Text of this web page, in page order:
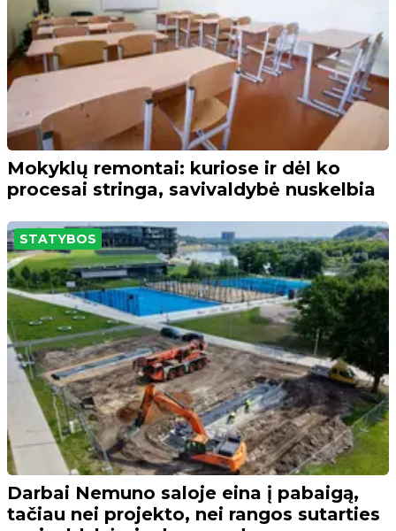
Mokyklų remontai: kuriose ir dėl ko
procesai stringa, savivaldybė nuskelbia
STATYBOS
Darbai Nemuno saloje eina į pabaigą,
tačiau nei projekto, nei rangos sutarties